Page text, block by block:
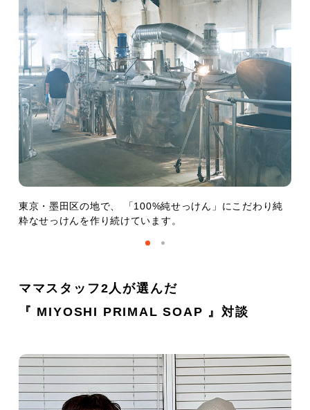
東京・墨田区の地で、 「100%純せっけん」にこだわり純
粋なせっけんを作り続けています。
ママスタッフ2人が選んだ
『 MIYOSHI PRIMAL SOAP 』対談